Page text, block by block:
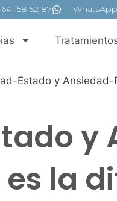
641 58 52 87 WhatsApp
Estado y Ansiedad-
y
la